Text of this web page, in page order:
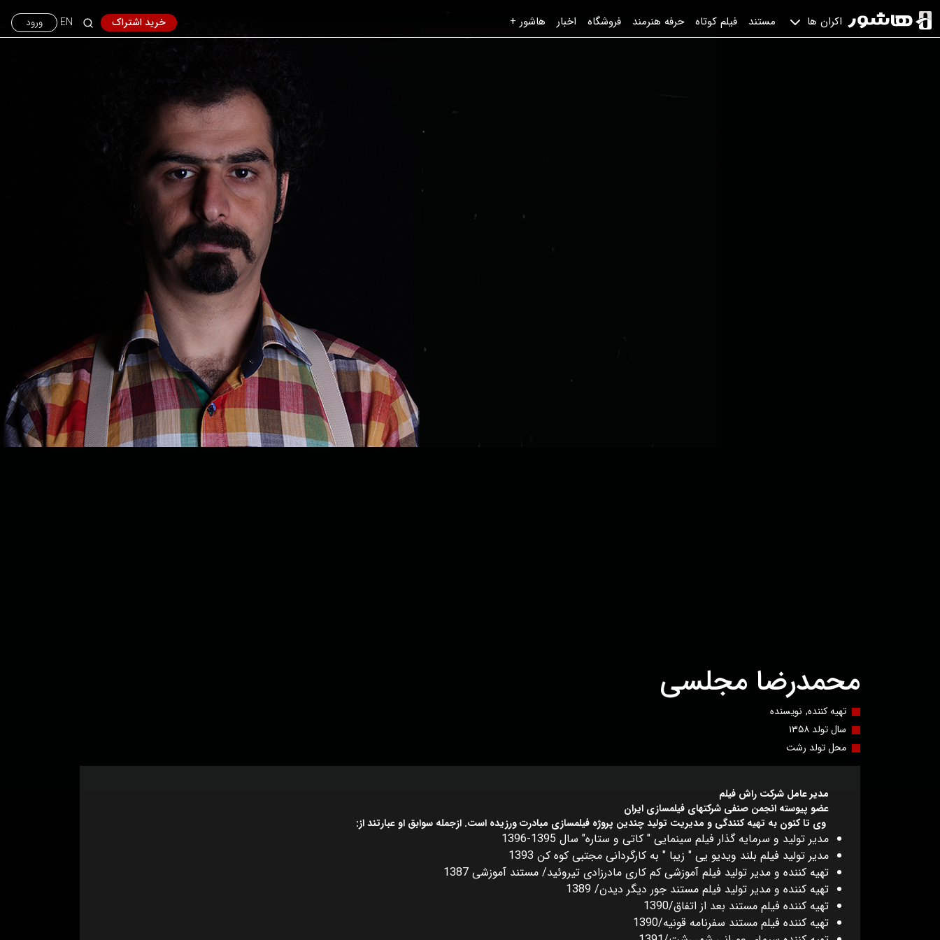
اکران ها مستند فیلم کوتاه حرفه هنرمند فروشگاه اخبار هاشور + خرید اشتراک EN ورود
محمدرضا مجلسی
تهیه کننده نویسنده
سال تولد ۱۳۵۸
محل تولد رشت
مدیر عامل شرکت راش فیلم
عضو پیوسته انجمن صنفی شرکتهای فیلمسازی ایران
وی تا کنون به تهیه کنندگی و مدیریت تولید چندین پروژه فیلمسازی مبادرت ورزیده است. ازجمله سوابق او عبارتند از:
مدیر تولید و سرمایه گذار فیلم سینمایی " کاتی و ستاره" سال 1395-1396
مدیر تولید فیلم بلند ویدیو یی " زیبا " به کارگردانی مجتبی کوه کن 1393
تهیه کننده و مدیر تولید فیلم آموزشی کم کاری مادرزادی تیروئید/ مستند آموزشی 1387
تهیه کننده و مدیر تولید فیلم مستند جور دیگر دیدن/ 1389
تهیه کننده فیلم مستند بعد از اتفاق/1390
تهیه کننده فیلم مستند سفرنامه قونیه/1390